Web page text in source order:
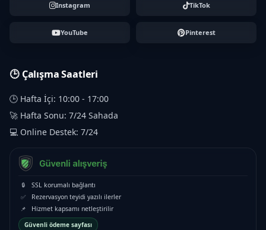
Instagram TikTok
YouTube Pinterest
🕒 Çalışma Saatleri
🕒 Hafta İçi: 10:00 - 17:00
🚀 Hafta Sonu: 7/24 Sahada
💻 Online Destek: 7/24
🔒
SSL korumalı bağlantı
✅
Rezervasyon teyidi yazılı ilerler
📌
Hizmet kapsamı netleştirilir
Güvenli ödeme sayfası